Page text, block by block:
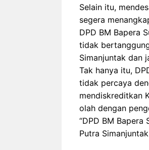
Selain itu,
segera
DPD BM Bapera
tidak
Simanjuntak dan
Tak hanya itu,
tidak percaya
mendiskreditkan
olah dengan
“DPD BM
Putra